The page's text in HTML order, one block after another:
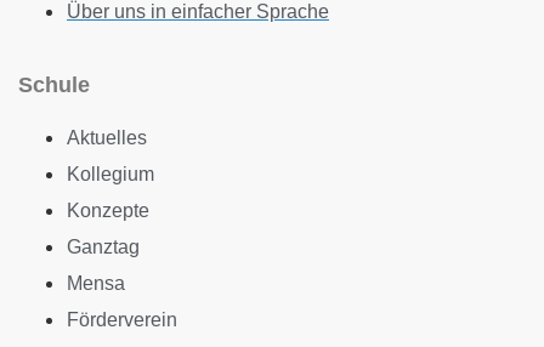
Über uns in einfacher Sprache
Schule
Aktuelles
Kollegium
Konzepte
Ganztag
Mensa
Förderverein